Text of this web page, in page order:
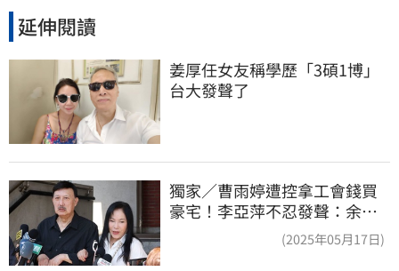
延伸閱讀
姜厚任女友稱學歷「3碩1博」
台大發聲了
獨家／曹雨婷遭控拿工會錢買
豪宅！李亞萍不忍發聲：余天
(2025年05月17日)